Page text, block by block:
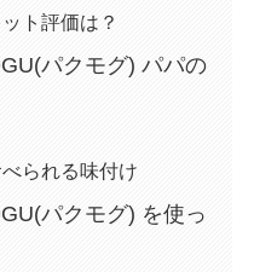
ト評価は？
パクモグ) パパの
られる味付け
パクモグ) を使っ